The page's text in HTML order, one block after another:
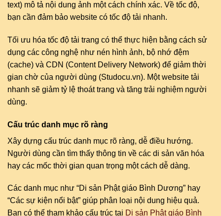
text) mô tả nội dung ảnh một cách chính xác. Về tốc độ,
bạn cần đảm bảo website có tốc độ tải nhanh.
Tối ưu hóa tốc độ tải trang có thể thực hiện bằng cách sử
dụng các công nghệ như nén hình ảnh, bộ nhớ đệm
(cache) và CDN (Content Delivery Network) để giảm thời
gian chờ của người dùng (Studocu.vn). Một website tải
nhanh sẽ giảm tỷ lệ thoát trang và tăng trải nghiệm người
dùng.
Cấu trúc danh mục rõ ràng
Xây dựng cấu trúc danh mục rõ ràng, dễ điều hướng.
Người dùng cần tìm thấy thông tin về các di sản văn hóa
hay các mốc thời gian quan trọng một cách dễ dàng.
Các danh mục như “Di sản Phật giáo Bình Dương” hay
“Các sự kiện nổi bật” giúp phân loại nội dung hiệu quả.
Bạn có thể tham khảo cấu trúc tại Di sản Phật giáo Bình